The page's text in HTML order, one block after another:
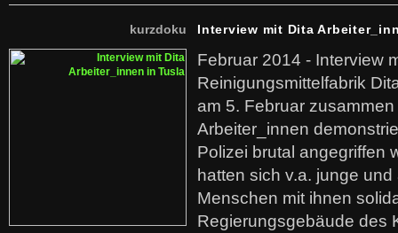
kurzdoku Interview mit Dita
Februar 2014 - Interview
Reinigungsmittelfabrik
am 5. Februar
Arbeiter_innen
Polizei brutal angegriffen
hatten sich v.a. junge
Menschen mit ihnen
Regierungsgebäude des